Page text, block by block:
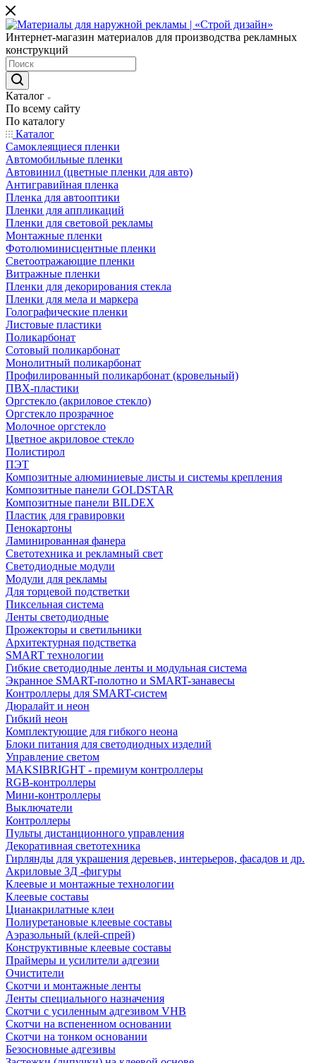
Интернет-магазин материалов для производства рекламных
конструкций
Каталог
По всему сайту
По каталогу
Каталог
Самоклеящиеся пленки
Автомобильные пленки
Автовинил (цветные пленки для авто)
Антигравийная пленка
Пленка для автооптики
Пленки для аппликаций
Пленки для световой рекламы
Монтажные пленки
Фотолюминисцентные пленки
Светоотражающие пленки
Витражные пленки
Пленки для декорирования стекла
Пленки для мела и маркера
Голографические пленки
Листовые пластики
Поликарбонат
Сотовый поликарбонат
Монолитный поликарбонат
Профилированный поликарбонат (кровельный)
ПВХ-пластики
Оргстекло (акриловое стекло)
Оргстекло прозрачное
Молочное оргстекло
Цветное акриловое стекло
Полистирол
ПЭТ
Композитные алюминиевые листы и системы крепления
Композитные панели GOLDSTAR
Композитные панели BILDEX
Пластик для гравировки
Пенокартоны
Ламинированная фанера
Светотехника и рекламный свет
Светодиодные модули
Модули для рекламы
Для торцевой подстветки
Пиксельная система
Ленты светодиодные
Прожекторы и светильники
Архитектурная подстветка
SMART технологии
Гибкие светодиодные ленты и модульная система
Экранное SMART-полотно и SMART-занавесы
Контроллеры для SMART-систем
Дюралайт и неон
Гибкий неон
Комплектующие для гибкого неона
Блоки питания для светодиодных изделий
Управление светом
MAKSIBRIGHT - премиум контроллеры
RGB-контроллеры
Мини-контроллеры
Выключатели
Контроллеры
Пульты дистанционного управления
Декоративная светотехника
Гирлянды для украшения деревьев, интерьеров, фасадов и др.
Акриловые 3Д -фигуры
Клеевые и монтажные технологии
Клеевые составы
Цианакрилатные клеи
Полиуретановые клеевые составы
Аэразольный (клей-спрей)
Конструктивные клеевые составы
Праймеры и усилители адгезии
Очистители
Скотчи и монтажные ленты
Ленты специального назначения
Скотчи с усиленным адгезивом VHB
Скотчи на вспененном основании
Скотчи на тонком основании
Безосновные адгезивы